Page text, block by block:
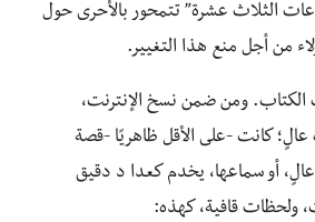
الثلاث عشرة” تتمحور بالأحرى حول
من أجل منع هذا التغيير.
الكتاب. ومن ضمن نسخ الإنترنت،
عالٍ؛ كانت -على الأقل ظاهريًا -قصة
أو سماعها، يخدم كعدا د دقيق
ولحظات قافية، كهذه: